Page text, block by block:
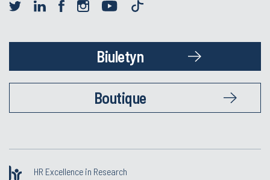
Biuletyn
Boutique
HR Excellence in Research